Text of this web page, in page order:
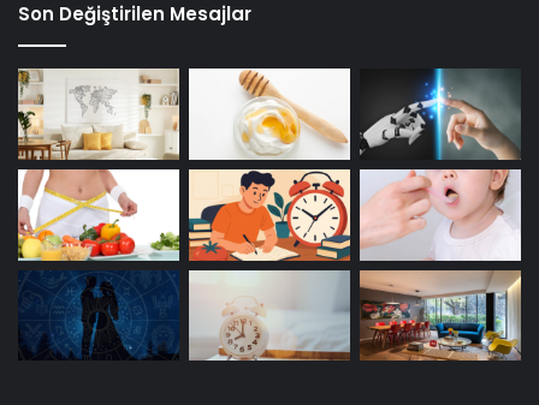
Son Değiştirilen Mesajlar